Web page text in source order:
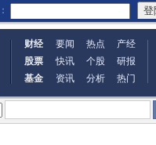
财经 要闻 热点
产经
股票
快讯 个股
研报
基金
资讯 分析 热门